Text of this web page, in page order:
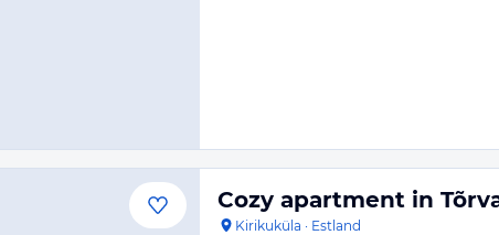
Cozy apartment in
Kirikuküla · Estland